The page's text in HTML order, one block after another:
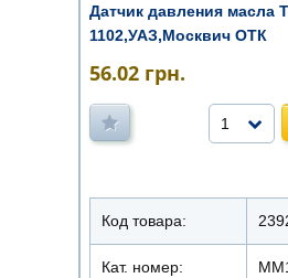
Датчик давления масла
1102,УАЗ,Москвич ОТК
56.02 грн.
1
Код товара:
Кат. номер: